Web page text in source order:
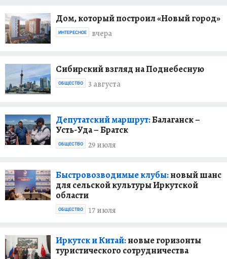
Дом, который построил «Новый город»
вчера
ИНТЕРЕСНОЕ
Сибирский взгляд на Поднебесную
3 августа
ОБЩЕСТВО
Депутатский маршрут:Балаганск –
Усть-Уда – Братск
29 июля
ОБЩЕСТВО
Быстровозводимые клубы:новый шанс
для сельской культуры Иркутской
области
17 июля
ОБЩЕСТВО
Иркутск и Китай:новые горизонты
туристического сотрудничества